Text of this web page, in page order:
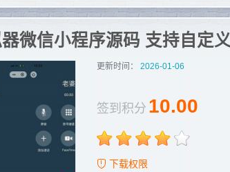
微信小程序源码 支持自定
更新时间： 2026-01-06
签到积分 10.00
下载权限